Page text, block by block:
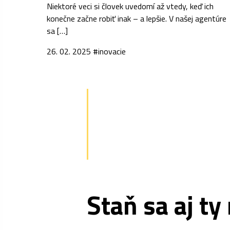
Niektoré veci si človek uvedomí až vtedy, keď ich
konečne začne robiť inak – a lepšie. V našej agentúre
sa […]
26. 02. 2025 #inovacie
Staň sa aj